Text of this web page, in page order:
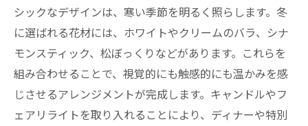
シックなデザインは、寒い季節を明るく照らします。冬
に選ばれる花材には、ホワイトやクリームのバラ、シナ
モンスティック、松ぼっくりなどがあります。これらを
組み合わせることで、視覚的にも触感的にも温かみを感
じさせるアレンジメントが完成します。キャンドルやフ
ェアリライトを取り入れることにより、ディナーや特別